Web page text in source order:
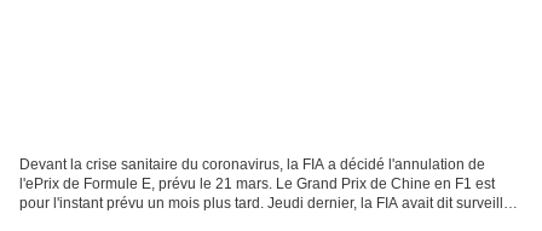
Devant la crise sanitaire du coronavirus, la FIA a décidé l'annulation de
l'ePrix de Formule E, prévu le 21 mars. Le Grand Prix de Chine en F1 est
pour l'instant prévu un mois plus tard. Jeudi dernier, la FIA avait dit surveiller